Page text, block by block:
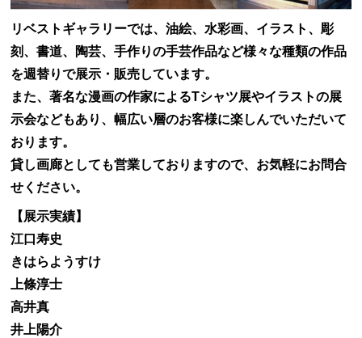
リベストギャラリーでは、油絵、水彩画、イラスト、彫
刻、書道、陶芸、手作りの手芸作品など様々な種類の作品
を週替りで展示・販売しています。
また、著名な漫画の作家によるTシャツ展やイラストの展
示会などもあり、幅広い層のお客様に楽しんでいただいて
おります。
貸し画廊としても営業しておりますので、お気軽にお問合
せください。
【展示実績】
江口寿史
きはらようすけ
上條淳士
高井真
井上陽介